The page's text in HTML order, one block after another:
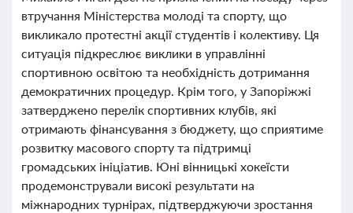
втручання Міністерства молоді та спорту, що
викликало протестні акції студентів і колективу. Ця
ситуація підкреслює виклики в управлінні
спортивною освітою та необхідність дотримання
демократичних процедур. Крім того, у Запоріжжі
затверджено перелік спортивних клубів, які
отримають фінансування з бюджету, що сприятиме
розвитку масового спорту та підтримці
громадських ініціатив. Юні вінницькі хокеїсти
продемонстрували високі результати на
міжнародних турнірах, підтверджуючи зростання